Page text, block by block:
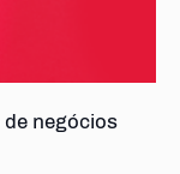
negócios